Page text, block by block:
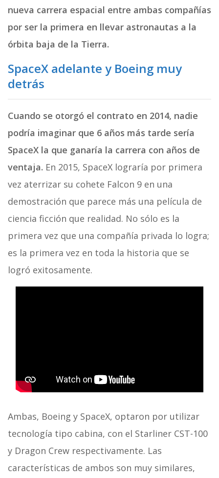
nueva carrera espacial entre ambas compañías
por ser la primera en llevar astronautas a la
órbita baja de la Tierra.
SpaceX adelante y Boeing muy
detrás
Cuando se otorgó el contrato en 2014, nadie
podría imaginar que 6 años más tarde sería
SpaceX la que ganaría la carrera con años de
ventaja. En 2015, SpaceX lograría por primera
vez aterrizar su cohete Falcon 9 en una
demostración que parece más una película de
ciencia ficción que realidad. No sólo es la
primera vez que una compañía privada lo logra;
es la primera vez en toda la historia que se
logró exitosamente.
Ambas, Boeing y SpaceX, optaron por utilizar
tecnología tipo cabina, con el Starliner CST-100
y Dragon Crew respectivamente. Las
características de ambos son muy similares,